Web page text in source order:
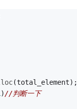
(total_element);
)//判断一下